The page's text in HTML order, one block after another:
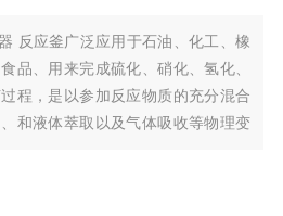
反应釜广泛应用于石油、化工、橡
品、用来完成硫化、硝化、氢化、
程，是以参加反应物质的充分混合
和液体萃取以及气体吸收等物理变